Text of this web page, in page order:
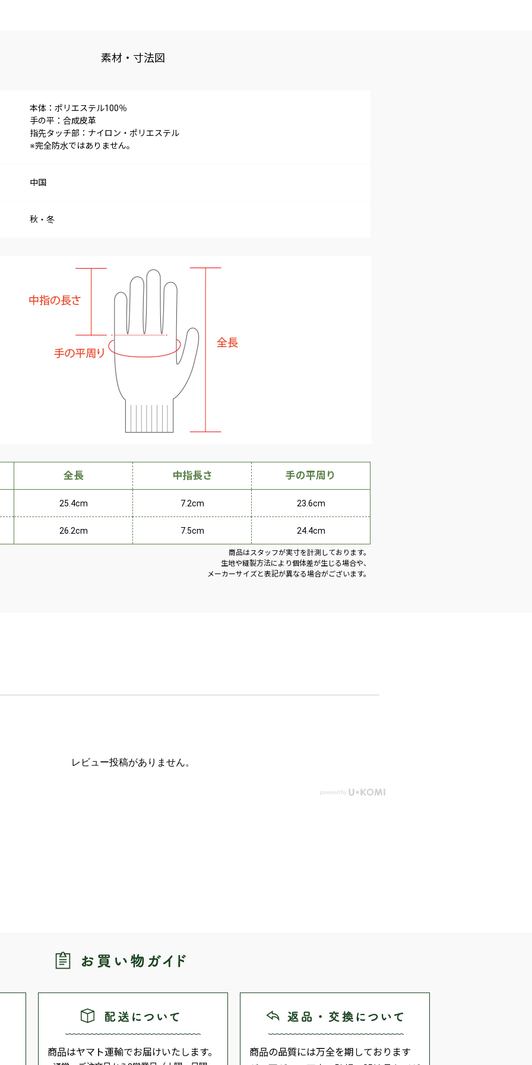
素材・寸法図
本体：ポリエステル100％
手の平：合成皮革
指先タッチ部：ナイロン・ポリエステル
※完全防水ではありません。
中国
秋・冬
全長 中指長さ 手の平周り
25.4cm 7.2cm 23.6cm
26.2cm 7.5cm 24.4cm
商品はスタッフが実寸を計測しております。
生地や縫製方法により個体差が生じる場合や、
メーカーサイズと表記が異なる場合がございます。
レビュー投稿がありません。
商品はヤマト運輸でお届けいたします。
商品の品質には万全を期しております